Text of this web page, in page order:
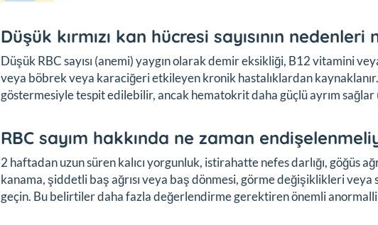
Düşük kırmızı kan hücresi sayısının nedenleri
Düşük RBC sayısı (anemi) yaygın olarak demir eksikliği, B12 vitamini
veya böbrek veya karaciğeri etkileyen kronik hastalıklardan kaynaklanır.
göstermesiyle tespit edilebilir, ancak hematokrit daha güçlü ayrım sağlar
RBC sayım hakkında ne zaman
2 haftadan uzun süren kalıcı yorgunluk, istirahatte nefes darlığı, göğüs
kanama, şiddetli baş ağrısı veya baş dönmesi, görme değişiklikleri veya
geçin. Bu belirtiler daha fazla değerlendirme gerektiren önemli